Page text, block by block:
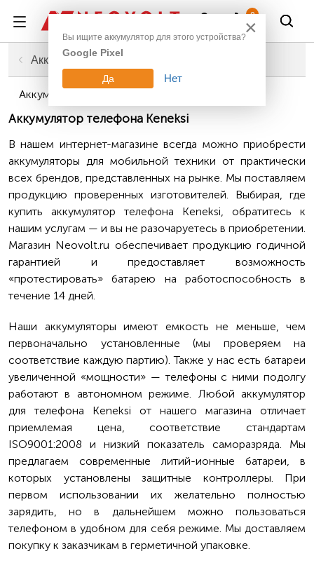
0
Главная
Смартфоны, планшеты, гаджеты
Аккумуляторы для телефонов
Аккумуляторы для телефонов Keneksi
Аккумулятор телефона Keneksi
В нашем интернет-магазине всегда можно приобрести
аккумуляторы для мобильной техники от практически
всех брендов, представленных на рынке. Мы поставляем
продукцию проверенных изготовителей. Выбирая, где
купить аккумулятор телефона Keneksi, обратитесь к
нашим услугам — и вы не разочаруетесь в приобретении.
Магазин Neovolt.ru обеспечивает продукцию годичной
гарантией и предоставляет возможность
«протестировать» батарею на работоспособность в
течение 14 дней.
Наши аккумуляторы имеют емкость не меньше, чем
первоначально установленные (мы проверяем на
соответствие каждую партию). Также у нас есть батареи
увеличенной «мощности» — телефоны с ними подолгу
работают в автономном режиме. Любой аккумулятор
для телефона Keneksi от нашего магазина отличает
приемлемая цена, соответствие стандартам
ISO9001:2008 и низкий показатель саморазряда. Мы
предлагаем современные литий-ионные батареи, в
которых установлены защитные контроллеры. При
первом использовании их желательно полностью
зарядить, но в дальнейшем можно пользоваться
телефоном в удобном для себя режиме. Мы доставляем
покупку к заказчикам в герметичной упаковке.
×
Вы ищите аккумулятор для этого устройства?
Google Pixel
Да Нет